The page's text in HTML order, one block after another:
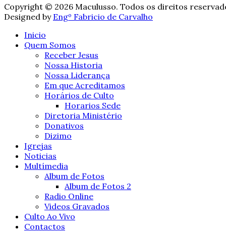
Copyright © 2026 Maculusso. Todos os direitos
Designed by Engº Fabricio de Carvalho
Inicio
Quem Somos
Receber Jesus
Nossa Historia
Nossa Liderança
Em que Acreditamos
Horários de Culto
Horarios Sede
Diretoria Ministério
Donativos
Dizimo
Igrejas
Noticias
Multímedia
Album de Fotos
Album de Fotos 2
Radio Online
Videos Gravados
Culto Ao Vivo
Contactos